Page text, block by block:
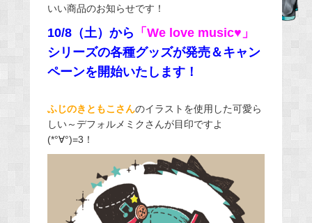
b
o
o
k
いい商品のお知らせです！
10/8（土）から 「We love music♥」
シリーズの各種グッズが発売＆キャン
ペーンを開始いたします！
ふじのきともこさんのイラストを使用した可愛ら
しい～デフォルメミクさんが目印ですよ
(*°∀°)=3！